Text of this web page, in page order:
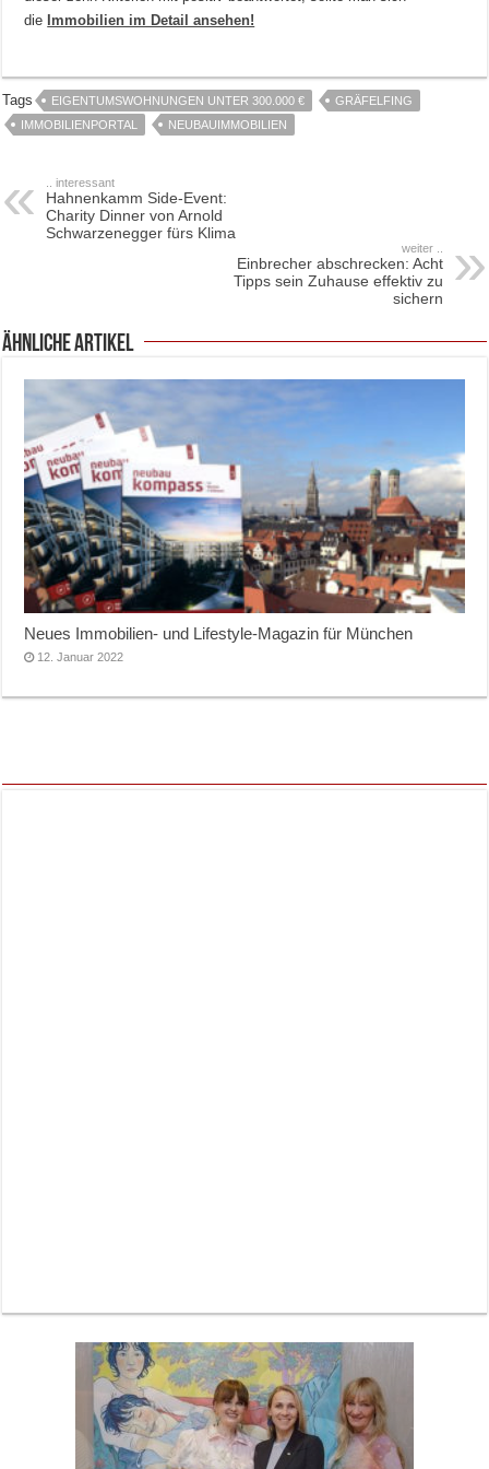
dieImmobilien im Detail ansehen!
Tags EIGENTUMSWOHNUNGEN UNTER 300.000 €
GRÄFELFING
IMMOBILIENPORTAL
NEUBAUIMMOBILIEN
.. interessant
Hahnenkamm Side-Event:
Charity Dinner von Arnold
Schwarzenegger fürs Klima
weiter ..
Einbrecher abschrecken: Acht
Tipps sein Zuhause effektiv zu
sichern
ähnliche Artikel
Neues Immobilien- und Lifestyle-Magazin für München
12. Januar 2022